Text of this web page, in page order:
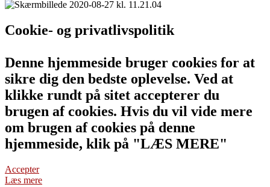
Cookie- og privatlivspolitik
Denne hjemmeside bruger cookies for at
sikre dig den bedste oplevelse. Ved at
klikke rundt på sitet accepterer du
brugen af cookies. Hvis du vil vide mere
om brugen af cookies på denne
hjemmeside, klik på "LÆS MERE"
Accepter
Læs mere